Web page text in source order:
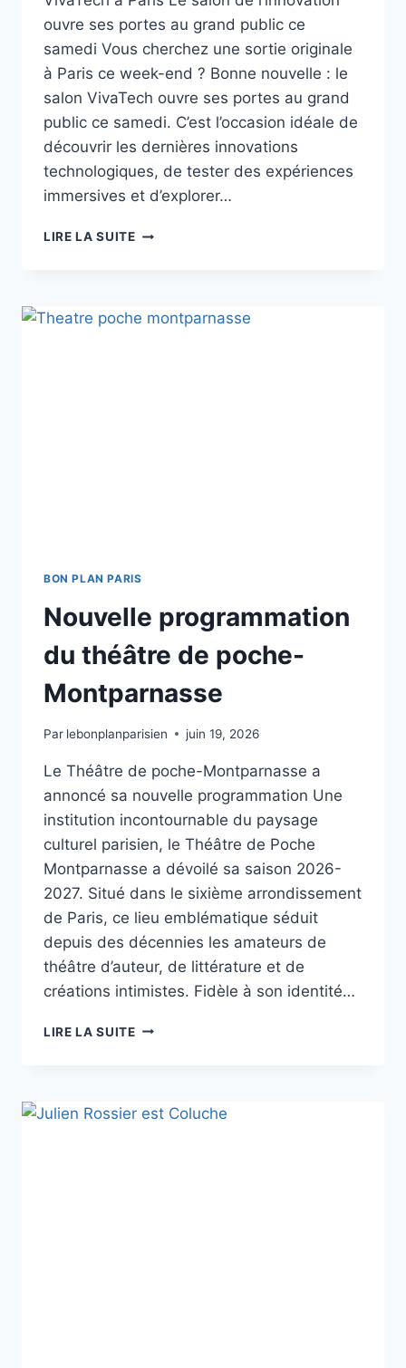
ouvre ses portes au grand public ce
samedi Vous cherchez une sortie originale
à Paris ce week-end ? Bonne nouvelle : le
salon VivaTech ouvre ses portes au grand
public ce samedi. C’est l’occasion idéale de
découvrir les dernières innovations
technologiques, de tester des expériences
immersives et d’explorer…
LIRE LA SUITESALON
BON PLAN PARIS
Nouvelle programmation
du théâtre de poche-
Montparnasse
Par lebonplanparisien juin 19, 2026
Le Théâtre de poche-Montparnasse a
annoncé sa nouvelle programmation Une
institution incontournable du paysage
culturel parisien, le Théâtre de Poche
Montparnasse a dévoilé sa saison 2026-
2027. Situé dans le sixième arrondissement
de Paris, ce lieu emblématique séduit
depuis des décennies les amateurs de
théâtre d’auteur, de littérature et de
créations intimistes. Fidèle à son identité…
LIRE LA SUITENOUVELLE
POCHE-